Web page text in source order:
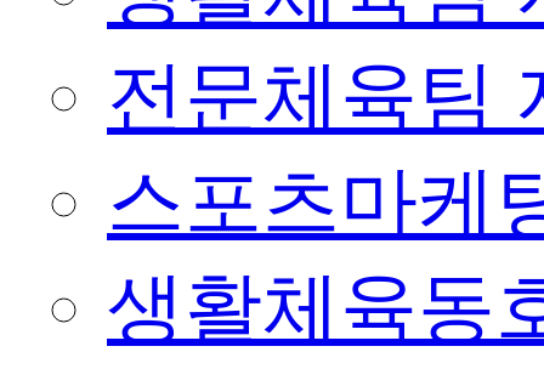
전문체육팀
스포츠마케
생활체육동